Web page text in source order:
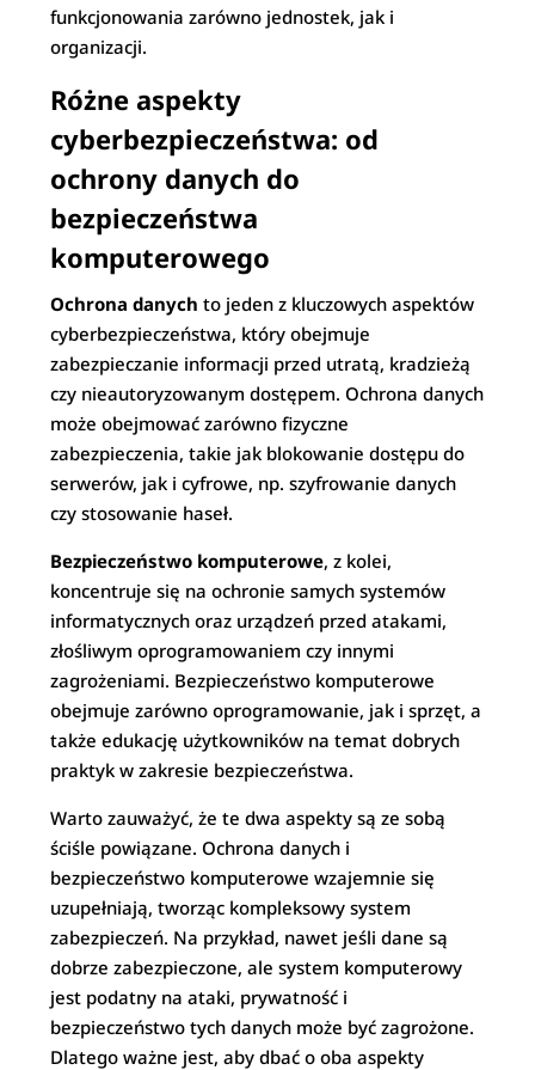
funkcjonowania zarówno jednostek, jak i
organizacji.
Różne aspekty
cyberbezpieczeństwa: od
ochrony danych do
bezpieczeństwa
komputerowego
Ochrona danych to jeden z kluczowych aspektów
cyberbezpieczeństwa, który obejmuje
zabezpieczanie informacji przed utratą, kradzieżą
czy nieautoryzowanym dostępem. Ochrona danych
może obejmować zarówno fizyczne
zabezpieczenia, takie jak blokowanie dostępu do
serwerów, jak i cyfrowe, np. szyfrowanie danych
czy stosowanie haseł.
Bezpieczeństwo komputerowe, z kolei,
koncentruje się na ochronie samych systemów
informatycznych oraz urządzeń przed atakami,
złośliwym oprogramowaniem czy innymi
zagrożeniami. Bezpieczeństwo komputerowe
obejmuje zarówno oprogramowanie, jak i sprzęt, a
także edukację użytkowników na temat dobrych
praktyk w zakresie bezpieczeństwa.
Warto zauważyć, że te dwa aspekty są ze sobą
ściśle powiązane. Ochrona danych i
bezpieczeństwo komputerowe wzajemnie się
uzupełniają, tworząc kompleksowy system
zabezpieczeń. Na przykład, nawet jeśli dane są
dobrze zabezpieczone, ale system komputerowy
jest podatny na ataki, prywatność i
bezpieczeństwo tych danych może być zagrożone.
Dlatego ważne jest, aby dbać o oba aspekty